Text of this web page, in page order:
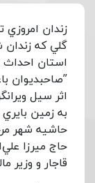
زندان
گلي كه زندان
استان احداث
”صاحبديوان
به زمين
حاشيه شهر
حاج ميرزا
قاجار و وزير